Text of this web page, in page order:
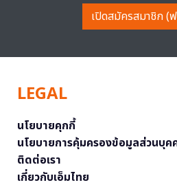
เปิดสมัครสมาชิก (
LEGAL
นโยบายคุกกี้
นโยบายการคุ้มครองข้อมูลส่วนบุค
ติดต่อเรา
เกี่ยวกับเอ็มไทย